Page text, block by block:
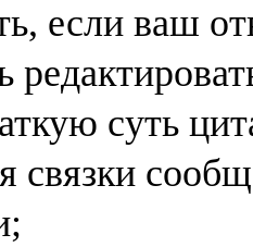
если ваш
суть
связки